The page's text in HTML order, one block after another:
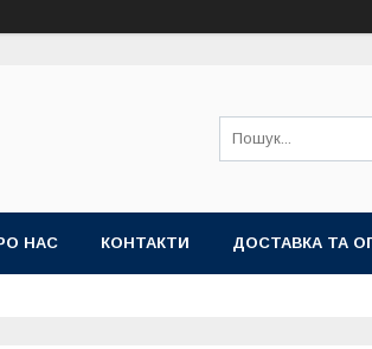
НАС КОНТАКТИ ДОСТАВКА ТА